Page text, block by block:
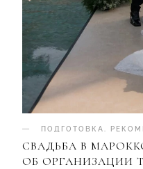
ПОДГОТОВКА
СВАДЬБА В
ОБ ОРГАНИЗАЦИИ